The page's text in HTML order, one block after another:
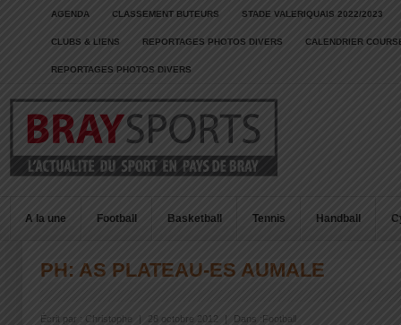
AGENDA CLASSEMENT BUTEURS STADE VALERIQUAIS 2022/2023
CLUBS & LIENS REPORTAGES PHOTOS DIVERS CALENDRIER
REPORTAGES PHOTOS DIVERS
A la une Football Basketball Tennis Handball
PH: AS PLATEAU-ES AUMALE
Écrit par : Christophe 28 octobre 2012 Dans : Football